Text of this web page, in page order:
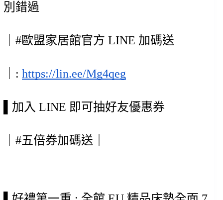
別錯過
｜#歐盟家居館官方 LINE 加碼送
｜: https://lin.ee/Mg4qeg
▌加入 LINE 即可抽好友優惠券
｜#五倍券加碼送｜